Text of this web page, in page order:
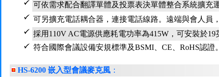
可依需求配合翻譯單體及投票表決單體整合系統擴充
可另擴充電話耦合器，連接電話線路。遠端與會人員
採用110V AC電源供應耗電功率為415W，可安裝於
符合國際會議設備安規標準及BSMI、CE、RoHS認證
HS-6200 嵌入型會議麥克風 ：